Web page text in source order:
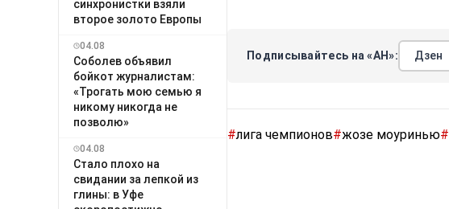
синхронистки взяли
второе золото Европы
04.08
Соболев объявил
бойкот журналистам:
«Трогать мою семью я
никому никогда не
позволю»
04.08
Стало плохо на
свидании за лепкой из
глины: в Уфе
Подписывайтесь на «АН»: Дзен
#лига чемпионов#жозе моуринью#